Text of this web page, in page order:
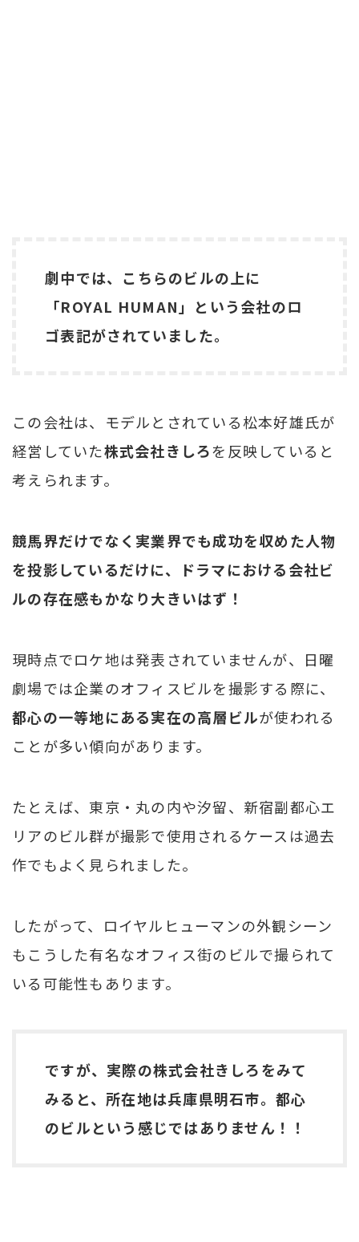
劇中では、こちらのビルの上に
「ROYAL HUMAN」という会社のロ
ゴ表記がされていました。
この会社は、モデルとされている松本好雄氏が
経営していた株式会社きしろを反映していると
考えられます。
競馬界だけでなく実業界でも成功を収めた人物
を投影しているだけに、ドラマにおける会社ビ
ルの存在感もかなり大きいはず！
現時点でロケ地は発表されていませんが、日曜
劇場では企業のオフィスビルを撮影する際に、
都心の一等地にある実在の高層ビルが使われる
ことが多い傾向があります。
たとえば、東京・丸の内や汐留、新宿副都心エ
リアのビル群が撮影で使用されるケースは過去
作でもよく見られました。
したがって、ロイヤルヒューマンの外観シーン
もこうした有名なオフィス街のビルで撮られて
いる可能性もあります。
ですが、実際の株式会社きしろをみて
みると、所在地は兵庫県明石市。都心
のビルという感じではありません！！